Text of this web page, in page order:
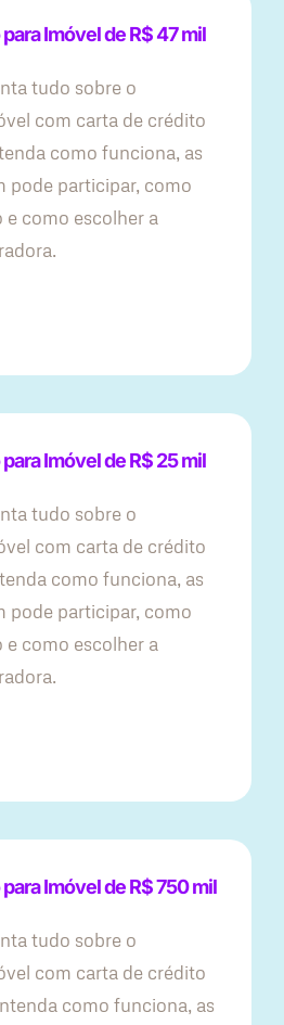
Imóvel de R$ 47 mil
tudo sobre o
com carta de crédito
como funciona, as
pode participar, como
como escolher a
Imóvel de R$ 25 mil
tudo sobre o
com carta de crédito
como funciona, as
pode participar, como
como escolher a
Imóvel de R$ 750 mil
tudo sobre o
com carta de crédito
como funciona, as